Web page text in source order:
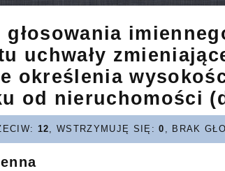
głosowania
uchwały
określenia
od nieruchomości
12 , WSTRZYMUJĘ SIĘ:0 , BRAK